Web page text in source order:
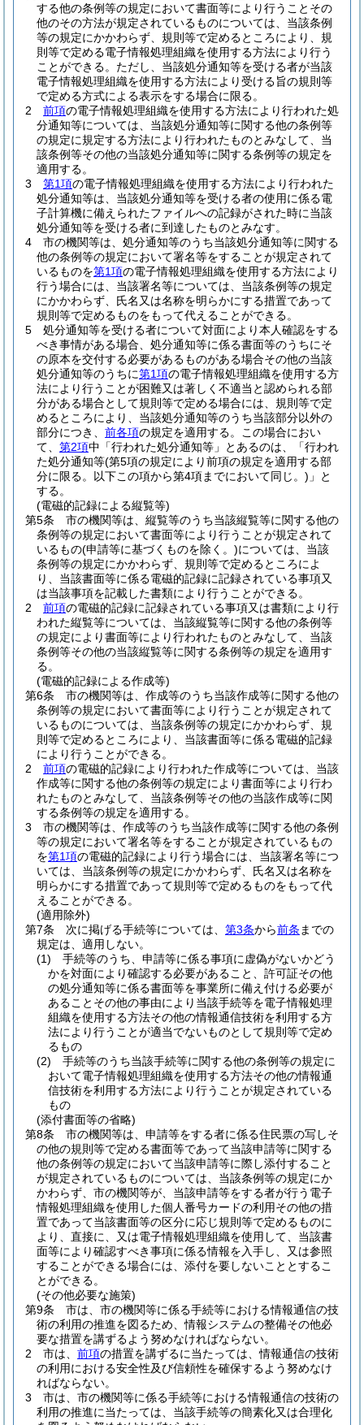
する他の条例等の規定において書面等により行うことその
他のその方法が規定されているものについては、当該条例
等の規定にかかわらず、規則等で定めるところにより、規
則等で定める電子情報処理組織を使用する方法により行う
ことができる。 ただし、当該処分通知等を受ける者が当該
電子情報処理組織を使用する方法により受ける旨の規則等
で定める方式による表示をする場合に限る。
2
前項の電子情報処理組織を使用する方法により行われた処
分通知等については、当該処分通知等に関する他の条例等
の規定に規定する方法により行われたものとみなして、当
該条例等その他の当該処分通知等に関する条例等の規定を
適用する。
3
第1項の電子情報処理組織を使用する方法により行われた
処分通知等は、当該処分通知等を受ける者の使用に係る電
子計算機に備えられたファイルへの記録がされた時に当該
処分通知等を受ける者に到達したものとみなす。
4
市の機関等は、処分通知等のうち当該処分通知等に関する
他の条例等の規定において署名等をすることが規定されて
いるものを第1項の電子情報処理組織を使用する方法により
行う場合には、当該署名等については、当該条例等の規定
にかかわらず、氏名又は名称を明らかにする措置であって
規則等で定めるものをもって代えることができる。
5
処分通知等を受ける者について対面により本人確認をする
べき事情がある場合、処分通知等に係る書面等のうちにそ
の原本を交付する必要があるものがある場合その他の当該
処分通知等のうちに第1項の電子情報処理組織を使用する方
法により行うことが困難又は著しく不適当と認められる部
分がある場合として規則等で定める場合には、規則等で定
めるところにより、当該処分通知等のうち当該部分以外の
部分につき、 前各項の規定を適用する。
この場合におい
て、 第2項中「行われた処分通知等」とあるのは、「行われ
た処分通知等(第5項の規定により前項の規定を適用する部
分に限る。以下この項から第4項までにおいて同じ。) 」と
する。
(電磁的記録による縦覧等)
第5条
市の機関等は、縦覧等のうち当該縦覧等に関する他の
条例等の規定において書面等により行うことが規定されて
いるもの(申請等に基づくものを除く。)については、当該
条例等の規定にかかわらず、規則等で定めるところによ
り、当該書面等に係る電磁的記録に記録されている事項又
は当該事項を記載した書類により行うことができる。
2
前項の電磁的記録に記録されている事項又は書類により行
われた縦覧等については、当該縦覧等に関する他の条例等
の規定により書面等により行われたものとみなして、当該
条例等その他の当該縦覧等に関する条例等の規定を適用す
る。
(電磁的記録による作成等)
第6条
市の機関等は、作成等のうち当該作成等に関する他の
条例等の規定において書面等により行うことが規定されて
いるものについては、当該条例等の規定にかかわらず、規
則等で定めるところにより、当該書面等に係る電磁的記録
により行うことができる。
2
前項の電磁的記録により行われた作成等については、当該
作成等に関する他の条例等の規定により書面等により行わ
れたものとみなして、当該条例等その他の当該作成等に関
する条例等の規定を適用する。
3
市の機関等は、作成等のうち当該作成等に関する他の条例
等の規定において署名等をすることが規定されているもの
を第1項の電磁的記録により行う場合には、当該署名等につ
いては、当該条例等の規定にかかわらず、氏名又は名称を
明らかにする措置であって規則等で定めるものをもって代
えることができる。
(適用除外)
第7条
次に掲げる手続等については、 第3条から前条 までの
規定は、適用しない。
(1)
手続等のうち、申請等に係る事項に虚偽がないかどう
かを対面により確認する必要があること、許可証その他
の処分通知等に係る書面等を事業所に備え付ける必要が
あることその他の事由により当該手続等を電子情報処理
組織を使用する方法その他の情報通信技術を利用する方
法により行うことが適当でないものとして規則等で定め
るもの
(2)
手続等のうち当該手続等に関する他の条例等の規定に
おいて電子情報処理組織を使用する方法その他の情報通
信技術を利用する方法により行うことが規定されている
もの
(添付書面等の省略)
第8条
市の機関等は、申請等をする者に係る住民票の写しそ
の他の規則等で定める書面等であって当該申請等に関する
他の条例等の規定において当該申請等に際し添付すること
が規定されているものについては、当該条例等の規定にか
かわらず、市の機関等が、当該申請等をする者が行う電子
情報処理組織を使用した個人番号カードの利用その他の措
置であって当該書面等の区分に応じ規則等で定めるものに
より、直接に、又は電子情報処理組織を使用して、当該書
面等により確認すべき事項に係る情報を入手し、又は参照
することができる場合には、添付を要しないこととするこ
とができる。
(その他必要な施策)
第9条
市は、市の機関等に係る手続等における情報通信の技
術の利用の推進を図るため、情報システムの整備その他必
要な措置を講ずるよう努めなければならない。
2
市は、 前項の措置を講ずるに当たっては、情報通信の技術
の利用における安全性及び信頼性を確保するよう努めなけ
ればならない。
3
市は、市の機関等に係る手続等における情報通信の技術の
利用の推進に当たっては、当該手続等の簡素化又は合理化